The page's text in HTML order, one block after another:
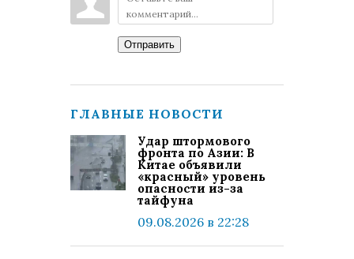
Отправить
ГЛАВНЫЕ НОВОСТИ
Удар штормового
фронта по Азии: В
Китае объявили
«красный» уровень
опасности из-за
тайфуна
09.08.2026 в 22:28